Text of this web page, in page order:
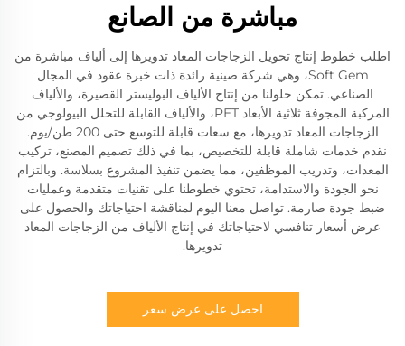
مباشرة من الصانع
اطلب خطوط إنتاج تحويل الزجاجات المعاد تدويرها إلى ألياف مباشرة من
Soft Gem، وهي شركة صينية رائدة ذات خبرة عقود في المجال
الصناعي. تمكن حلولنا من إنتاج الألياف البوليستر القصيرة، والألياف
المركبة المجوفة ثلاثية الأبعاد PET، والألياف القابلة للتحلل البيولوجي من
الزجاجات المعاد تدويرها، مع سعات قابلة للتوسع حتى 200 طن/يوم.
نقدم خدمات شاملة قابلة للتخصيص، بما في ذلك تصميم المصنع، تركيب
المعدات، وتدريب الموظفين، مما يضمن تنفيذ المشروع بسلاسة. وبالتزام
نحو الجودة والاستدامة، تحتوي خطوطنا على تقنيات متقدمة وعمليات
ضبط جودة صارمة. تواصل معنا اليوم لمناقشة احتياجاتك والحصول على
عرض أسعار تنافسي لاحتياجاتك في إنتاج الألياف من الزجاجات المعاد
تدويرها.
احصل على عرض سعر